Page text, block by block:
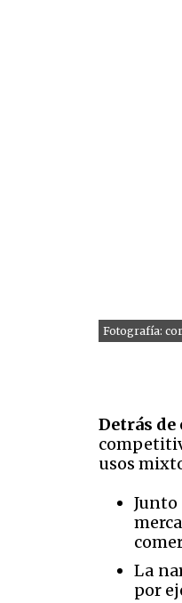
Fotografía:
Detrás de
usos
La
por